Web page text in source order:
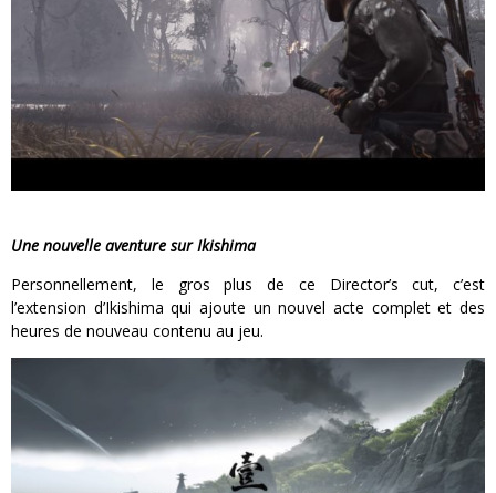
Une nouvelle aventure sur Ikishima
Personnellement, le gros plus de ce Director’s cut, c’est
l’extension d’Ikishima qui ajoute un nouvel acte complet et des
heures de nouveau contenu au jeu.